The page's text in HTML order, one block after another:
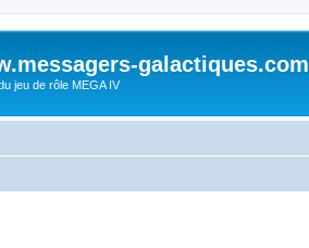
galactiques.com
jeu de rôle MEGA IV